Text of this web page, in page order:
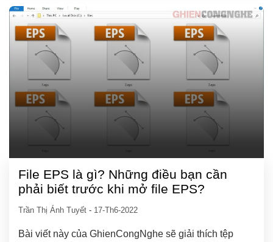
File EPS là gì? Những điều bạn cần
phải biết trước khi mở file EPS?
Trần Thị Ánh Tuyết - 17-Th6-2022
Bài viết này của GhienCongNghe sẽ giải thích tệp